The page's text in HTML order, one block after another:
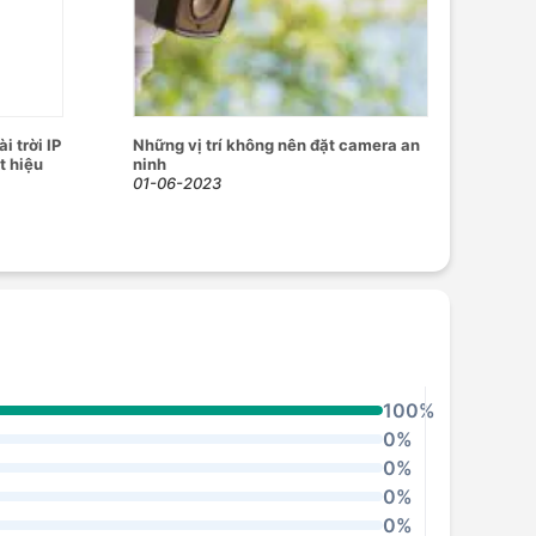
trời IP
hiệu
Những vị trí không nên đặt camera an
ninh
01-06-2023
100%
0%
0%
0%
0%